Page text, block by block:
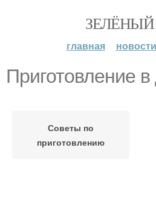
главная новости
Приготовление в
Советы по
приготовлению